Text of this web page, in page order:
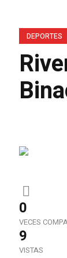
DEPORTES
0
VECES
9
VISTAS